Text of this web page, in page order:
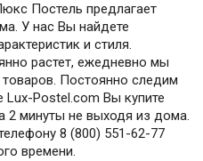
Постель предлагает
У нас Вы найдете
и стиля.
растет, ежедневно мы
Постоянно следим
Lux-Postel.com Вы купите
2 минуты не выходя из дома.
8 (800) 551-62-77
времени.